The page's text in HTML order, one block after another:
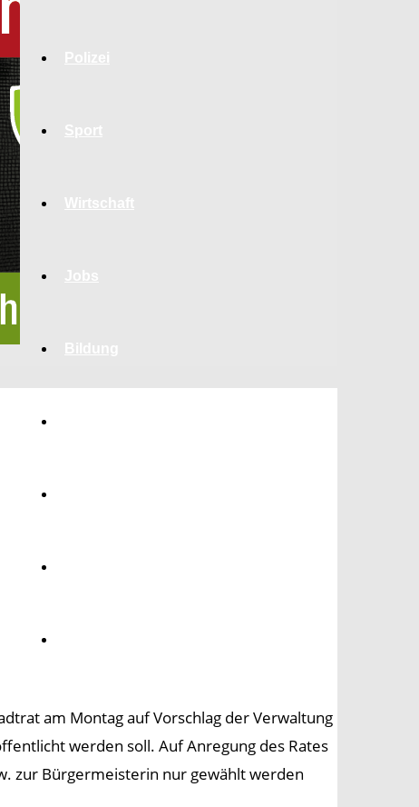
am Montag auf Vorschlag der Verwaltung
werden soll. Auf Anregung des Rates
zur Bürgermeisterin nur gewählt werden